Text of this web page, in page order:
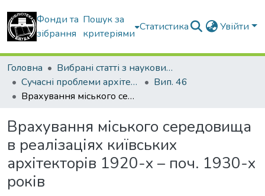
Фонди та
зібрання
Пошук за
критеріями
Статистика Увійти
Головна
Вибрані статті з наукових збірників КНУБА
Сучасні проблеми архітектури та містобудування
Вип. 46
Врахування міського середовища в реалізаціях київських архітекторів 1920-х – поч. 1930-х років
Врахування міського середовища
в реалізаціях київських
архітекторів 1920-х – поч. 1930-х
років